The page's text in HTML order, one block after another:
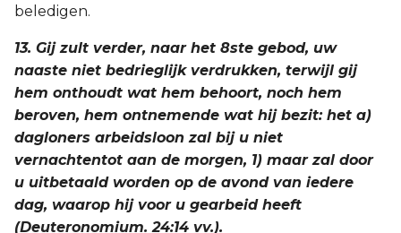
beledigen.
13. Gij zult verder, naar het 8ste gebod, uw
naaste niet bedrieglijk verdrukken, terwijl gij
hem onthoudt wat hem behoort, noch hem
beroven, hem ontnemende wat hij bezit: het a)
dagloners arbeidsloon zal bij u niet
vernachtentot aan de morgen, 1) maar zal door
u uitbetaald worden op de avond van iedere
dag, waarop hij voor u gearbeid heeft
(Deuteronomium. 24:14 vv.).